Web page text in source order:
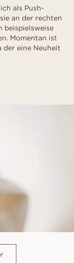
als Push-
an der rechten
beispielsweise
Momentan ist
der eine Neuheit